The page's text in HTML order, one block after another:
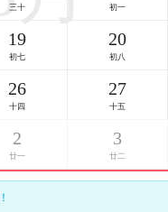
三十 七月
19
七夕节
20
初八
26
十四
27
十五
2
廿一
3
廿二